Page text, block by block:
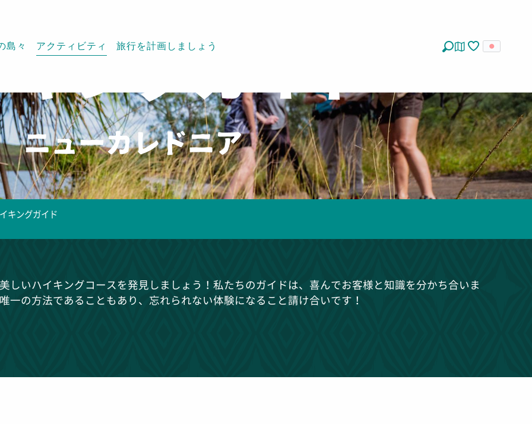
島々 アクティビティ 旅行を計画しましょう
ングガイド
ニューカレドニア
キングガイド
しいハイキングコースを発見しましょう！私たちのガイドは、喜んでお客様と知識を分かち合いま
一の方法であることもあり、忘れられない体験になること請け合いです！